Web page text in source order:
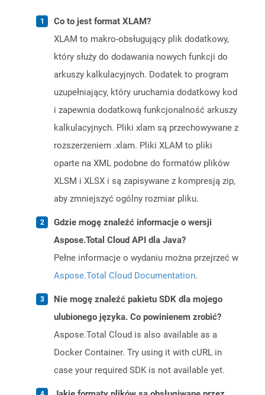
Co to jest format XLAM?
XLAM to makro-obsługujący plik dodatkowy,
który służy do dodawania nowych funkcji do
arkuszy kalkulacyjnych. Dodatek to program
uzupełniający, który uruchamia dodatkowy kod
i zapewnia dodatkową funkcjonalność arkuszy
kalkulacyjnych. Pliki xlam są przechowywane z
rozszerzeniem .xlam. Pliki XLAM to pliki
oparte na XML podobne do formatów plików
XLSM i XLSX i są zapisywane z kompresją zip,
aby zmniejszyć ogólny rozmiar pliku.
Gdzie mogę znaleźć informacje o wersji
Aspose.Total Cloud API dla Java?
Pełne informacje o wydaniu można przejrzeć w
Aspose.Total Cloud Documentation.
Nie mogę znaleźć pakietu SDK dla mojego
ulubionego języka. Co powinienem zrobić?
Aspose.Total Cloud is also available as a
Docker Container. Try using it with cURL in
case your required SDK is not available yet.